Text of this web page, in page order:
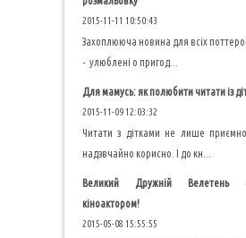
2015-11-11 10:50:43
Захоплююча новина для всіх
- улюблені о пригод...
Для мамусь: як полюбити читати із
2015-11-09 12:03:32
Читати з дітками не лише
надзвчайно корисно. І до кн...
Великий Дружній Велетень
кіноактором!
2015-05-08 15:55:55